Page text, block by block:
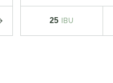
25 IBU